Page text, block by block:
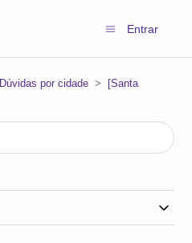
Entrar
Dúvidas por cidade
[Santa